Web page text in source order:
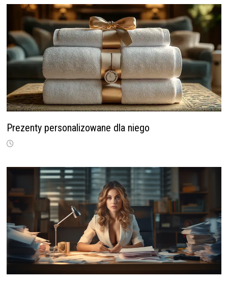
Prezenty personalizowane dla niego